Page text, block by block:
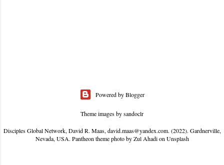
Powered by Blogger
Theme images bysandoclr
Disciples Global Network, David R. Maas, david.maas@yandex.com. (2022). Gardnerville,
Nevada, USA. Pantheon theme photo by Zul Ahadi on Unsplash